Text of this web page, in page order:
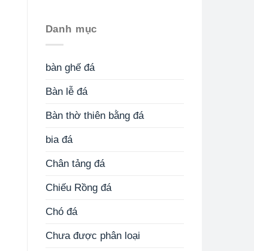
Danh mục
bàn ghế đá
Bàn lễ đá
Bàn thờ thiên bằng đá
bia đá
Chân tảng đá
Chiếu Rồng đá
Chó đá
Chưa được phân loại